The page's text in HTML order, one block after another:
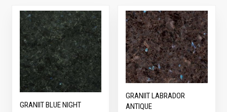
GRANIIT BLUE NIGHT
GRANIIT LABRADOR
ANTIQUE